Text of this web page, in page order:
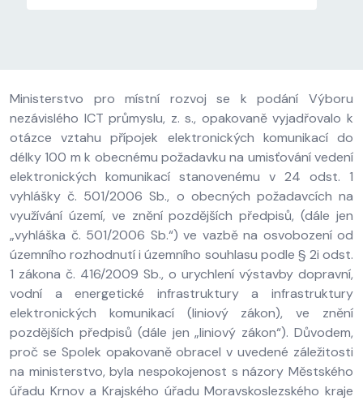
Ministerstvo pro místní rozvoj se k podání Výboru
nezávislého ICT průmyslu, z. s., opakovaně vyjadřovalo k
otázce vztahu přípojek elektronických komunikací do
délky 100 m k obecnému požadavku na umisťování vedení
elektronických komunikací stanovenému v 24 odst. 1
vyhlášky č. 501/2006 Sb., o obecných požadavcích na
využívání území, ve znění pozdějších předpisů, (dále jen
„vyhláška č. 501/2006 Sb.“) ve vazbě na osvobození od
územního rozhodnutí i územního souhlasu podle § 2i odst.
1 zákona č. 416/2009 Sb., o urychlení výstavby dopravní,
vodní a energetické infrastruktury a infrastruktury
elektronických komunikací (liniový zákon), ve znění
pozdějších předpisů (dále jen „liniový zákon“). Důvodem,
proč se Spolek opakovaně obracel v uvedené záležitosti
na ministerstvo, byla nespokojenost s názory Městského
úřadu Krnov a Krajského úřadu Moravskoslezského kraje